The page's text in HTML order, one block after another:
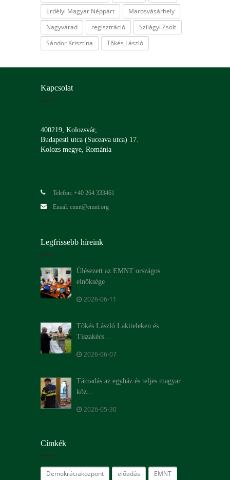
Erdélyi Magyar Néppárt
Marosvásárhely
Nagyvárad
regisztráció
Szilágyi Zsolt
Sándor Krisztina
Tőkés László
Kapcsolat
400219, Kolozsvár,
Budapesti utca (Suceava utca) 17.
Kolozs megye, Románia
Telefon: +40 264 333461
Email: emnt@emnt.org
Legfrissebb híreink
Ülésezett az EMNT országos
elnöksége
2026-06-11
Tőkés László Lakiteleken és
Tiszakécs...
2026-06-07
Támadás az egyház és teljes magyar
köz...
2026-05-30
Címkék
Demokráciaközpont előadás EMNT